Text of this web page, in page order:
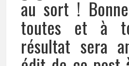
au sort !
toutes et à
résultat sera